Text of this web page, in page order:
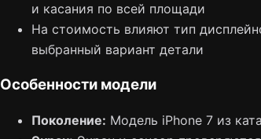
и касания по всей площади
На стоимость влияют тип
выбранный вариант детали
Особенности модели
Поколение: Модель iPhone 7 из